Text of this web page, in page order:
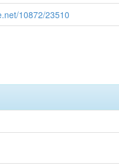
10872/23510